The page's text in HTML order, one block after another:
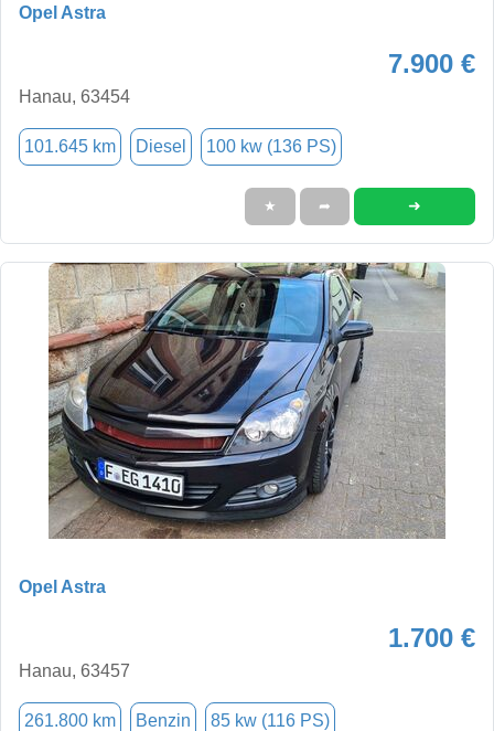
Opel Astra
7.900 €
Hanau, 63454
101.645 km Diesel 100 kw (136 PS)
★ ➦ ➜
Opel Astra
1.700 €
Hanau, 63457
261.800 km Benzin 85 kw (116 PS)